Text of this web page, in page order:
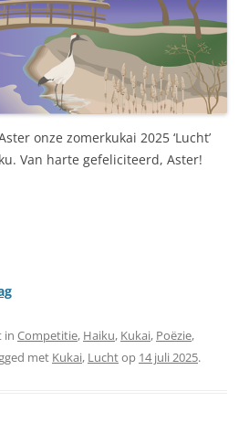
onze zomerkukai 2025 ‘Lucht’
Van harte gefeliciteerd, Aster!
in Competitie, Haiku, Kukai, Poëzie,
met Kukai, Luchtop 14 juli 2025.